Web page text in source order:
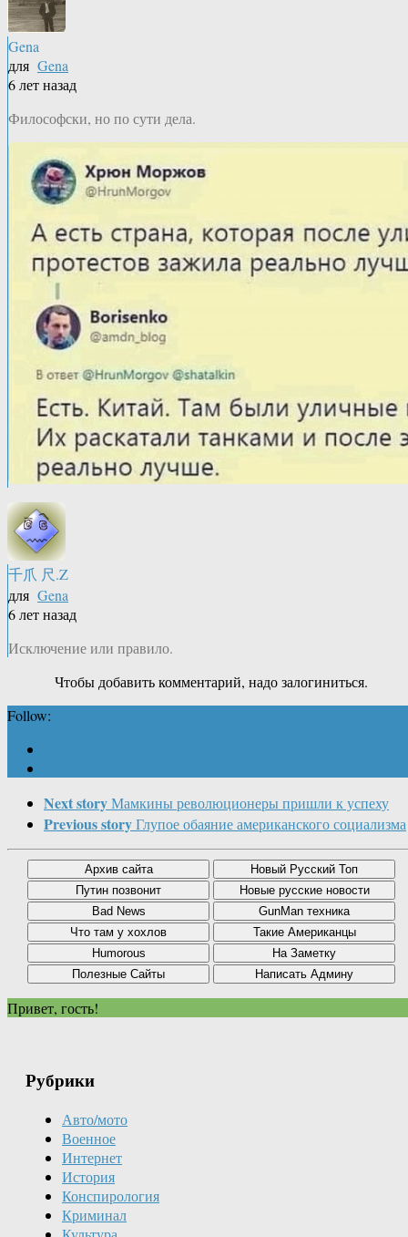
Gena
для Gena
6 лет назад
Философски, но по сути дела.
千爪 尺.Z
для Gena
6 лет назад
Исключение или правило.
Чтобы добавить комментарий, надо залогиниться.
Follow:
Next storyМамкины революционеры пришли к успеху
Previous storyГлупое обаяние американского социализма
Привет, гость!
Рубрики
Авто/мото
Военное
Интернет
История
Конспирология
Криминал